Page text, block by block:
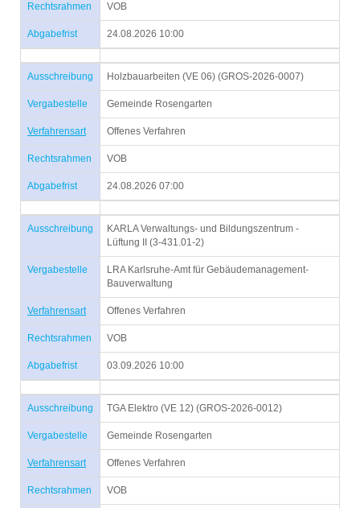
Rechtsrahmen VOB
Abgabefrist 24.08.2026 10:00
Ausschreibung Holzbauarbeiten (VE 06) (GROS-2026-0007)
Vergabestelle Gemeinde Rosengarten
Verfahrensart Offenes Verfahren
Rechtsrahmen VOB
Abgabefrist 24.08.2026 07:00
Ausschreibung
KARLA Verwaltungs- und Bildungszentrum -
Lüftung II (3-431.01-2)
Vergabestelle
LRA Karlsruhe-Amt für Gebäudemanagement-
Bauverwaltung
Verfahrensart Offenes Verfahren
Rechtsrahmen VOB
Abgabefrist 03.09.2026 10:00
Ausschreibung TGA Elektro (VE 12) (GROS-2026-0012)
Vergabestelle Gemeinde Rosengarten
Verfahrensart Offenes Verfahren
Rechtsrahmen VOB